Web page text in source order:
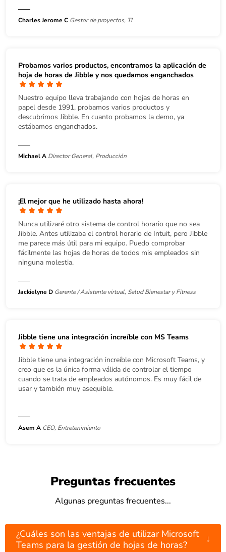
Charles Jerome C Gestor de proyectos, TI
Probamos varios productos, encontramos la aplicación de
hoja de horas de Jibble y nos quedamos enganchados
Nuestro equipo lleva trabajando con hojas de horas en
papel desde 1991, probamos varios productos y
descubrimos Jibble. En cuanto probamos la demo, ya
estábamos enganchados.
Michael A Director General, Producción
¡El mejor que he utilizado hasta ahora!
Nunca utilizaré otro sistema de control horario que no sea
Jibble. Antes utilizaba el control horario de Intuit, pero Jibble
me parece más útil para mi equipo. Puedo comprobar
fácilmente las hojas de horas de todos mis empleados sin
ninguna molestia.
Jackielyne D Gerente / Asistente virtual, Salud Bienestar y Fitness
Jibble tiene una integración increíble con MS Teams
Jibble tiene una integración increíble con Microsoft Teams, y
creo que es la única forma válida de controlar el tiempo
cuando se trata de empleados autónomos. Es muy fácil de
usar y también muy asequible.
Asem A CEO, Entretenimiento
Preguntas frecuentes
Algunas preguntas frecuentes...
¿Cuáles son las ventajas de utilizar Microsoft
Teams para la gestión de hojas de horas?
↓